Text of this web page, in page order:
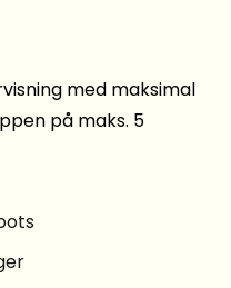
med maksimal
på maks. 5